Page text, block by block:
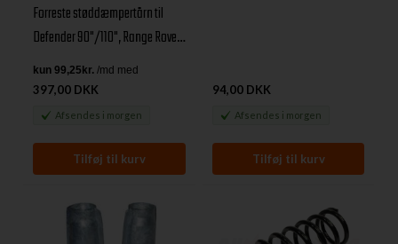
Forreste støddæmpertårn til
Defender 90"/110", Range Rover
Classic samt Discovery 1
397,00 DKK
Afsendes i morgen
94,00 DKK
Afsendes i morgen